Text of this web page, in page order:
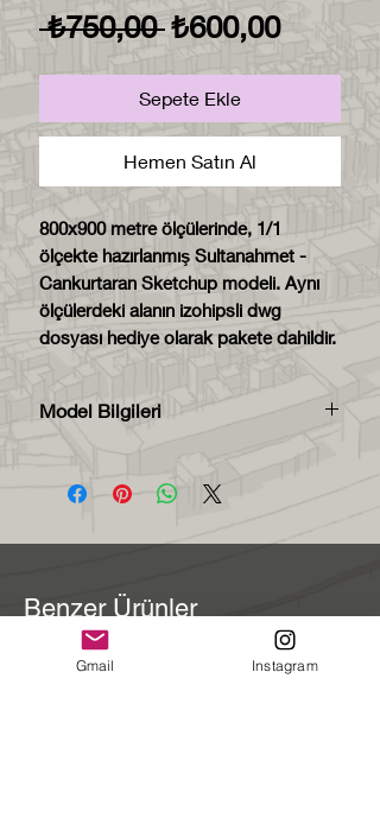
₺750,00 Normal
₺600,00İndirimli
Fiyat
Sepete Ekle
Hemen Satın Al
800x900 metre ölçülerinde, 1/1
ölçekte hazırlanmış Sultanahmet -
Cankurtaran Sketchup modeli. Aynı
ölçülerdeki alanın izohipsli dwg
dosyası hediye olarak pakete dahildir.
Model Bilgileri
Model zip dosyası içerisinde
skp2016. formatında teslim
Model 800x900 metre
ölçekte hazırlanmıştır.
Her bileşen kendi layerında
modellenmiştir. Bu sayede
Benzer Ürünler
Gmail Instagram